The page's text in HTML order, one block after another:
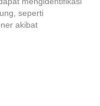
seperti
akibat